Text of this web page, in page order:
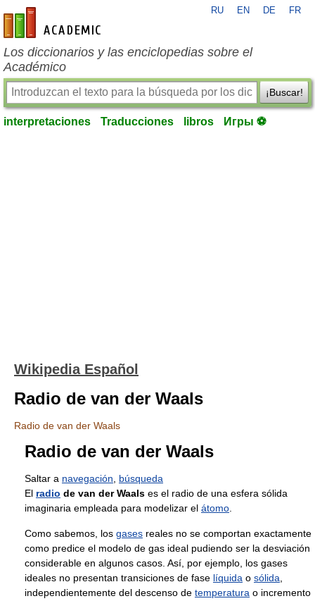
es-academic.com
RU EN DE FR
Los diccionarios y las enciclopedias sobre el
Académico
¡Buscar!
interpretaciones Traducciones libros Игры ⚽
Wikipedia Español
Radio de van der Waals
Radio de van der Waals
Radio de van der Waals
Saltar a navegación
búsqueda
El radio de van der Waals es el radio de una esfera sólida
imaginaria empleada para modelizar el átomo
Como sabemos, los gases reales no se comportan exactamente
como predice el modelo de gas ideal pudiendo ser la desviación
considerable en algunos casos. Así, por ejemplo, los gases
ideales no presentan transiciones de fase líquida o sólida
independientemente del descenso de temperatura o incremento